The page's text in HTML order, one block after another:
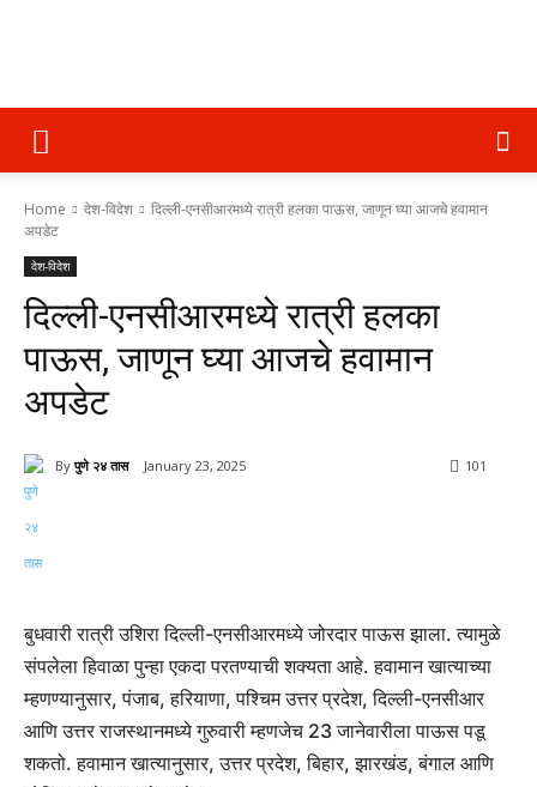
पुणे
२४
तास
Home देश-विदेश
दिल्ली-एनसीआरमध्ये रात्री हलका पाऊस, जाणून घ्या आजचे हवामान
अपडेट
देश-विदेश
दिल्ली-एनसीआरमध्ये रात्री हलका
पाऊस, जाणून घ्या आजचे हवामान
अपडेट
By पुणे २४ तास January 23, 2025 101
बुधवारी रात्री उशिरा दिल्ली-एनसीआरमध्ये जोरदार पाऊस झाला. त्यामुळे
संपलेला हिवाळा पुन्हा एकदा परतण्याची शक्यता आहे. हवामान खात्याच्या
म्हणण्यानुसार, पंजाब, हरियाणा, पश्चिम उत्तर प्रदेश, दिल्ली-एनसीआर
आणि उत्तर राजस्थानमध्ये गुरुवारी म्हणजेच 23 जानेवारीला पाऊस पडू
शकतो. हवामान खात्यानुसार, उत्तर प्रदेश, बिहार, झारखंड, बंगाल आणि